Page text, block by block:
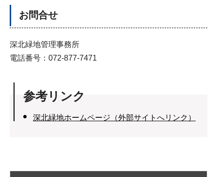
お問合せ
深北緑地管理事務所
電話番号：072-877-7471
参考リンク
深北緑地ホームページ（外部サイトへリンク）